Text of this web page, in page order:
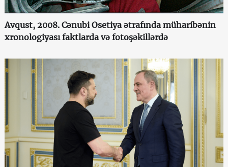
Avqust, 2008. Cənubi Osetiya ətrafında müharibənin
xronologiyası faktlarda və fotoşəkillərdə